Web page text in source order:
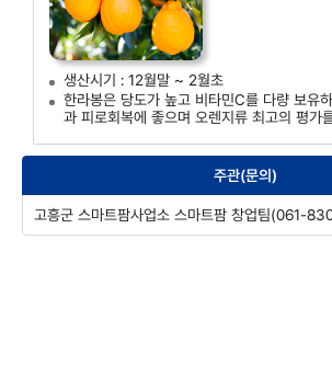
생산시기 : 12월말 ~ 2월초
한라봉은 당도가 높고 비타민C를 다량 보유
과 피로회복에 좋으며 오렌지류 최고의 평가
주관(문의)
고흥군 스마트팜사업소 스마트팜 창업팀(061-